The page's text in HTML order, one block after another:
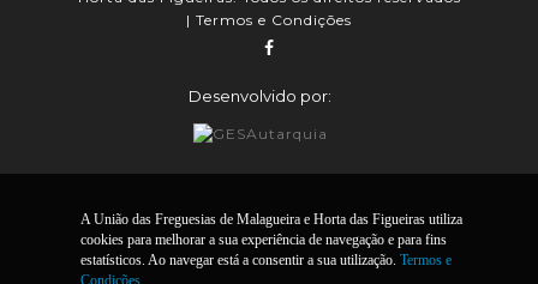
| Termos e Condições
Desenvolvido por:
A União das Freguesias de Malagueira e Horta das Figueiras utiliza
cookies para melhorar a sua experiência de navegação e para fins
estatísticos. Ao navegar está a consentir a sua utilização. Termos e
Condições